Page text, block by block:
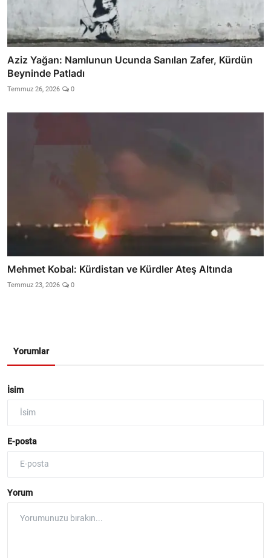
Aziz Yağan: Namlunun Ucunda Sanılan Zafer, Kürdün
Beyninde Patladı
Temmuz 26, 2026 0
Mehmet Kobal: Kürdistan ve Kürdler Ateş Altında
Temmuz 23, 2026 0
Yorumlar
İsim
E-posta
Yorum